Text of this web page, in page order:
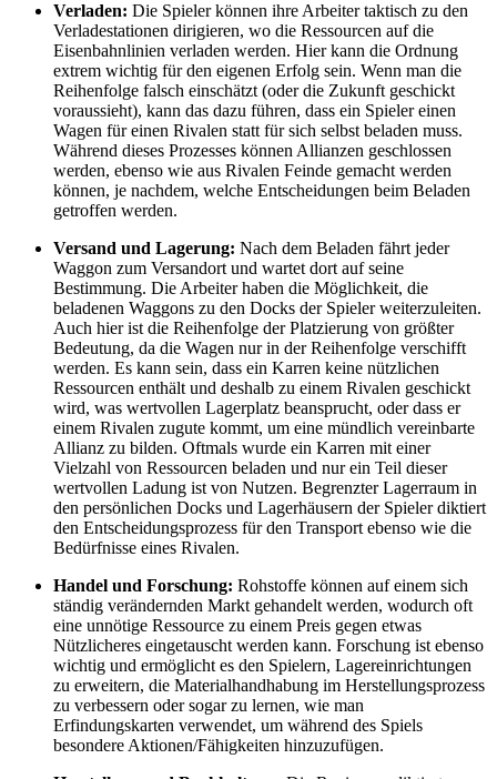
Verladen: Die Spieler können ihre Arbeiter taktisch zu den
Verladestationen dirigieren, wo die Ressourcen auf die
Eisenbahnlinien verladen werden. Hier kann die Ordnung
extrem wichtig für den eigenen Erfolg sein. Wenn man die
Reihenfolge falsch einschätzt (oder die Zukunft geschickt
voraussieht), kann das dazu führen, dass ein Spieler einen
Wagen für einen Rivalen statt für sich selbst beladen muss.
Während dieses Prozesses können Allianzen geschlossen
werden, ebenso wie aus Rivalen Feinde gemacht werden
können, je nachdem, welche Entscheidungen beim Beladen
getroffen werden.
Versand und Lagerung: Nach dem Beladen fährt jeder
Waggon zum Versandort und wartet dort auf seine
Bestimmung. Die Arbeiter haben die Möglichkeit, die
beladenen Waggons zu den Docks der Spieler weiterzuleiten.
Auch hier ist die Reihenfolge der Platzierung von größter
Bedeutung, da die Wagen nur in der Reihenfolge verschifft
werden. Es kann sein, dass ein Karren keine nützlichen
Ressourcen enthält und deshalb zu einem Rivalen geschickt
wird, was wertvollen Lagerplatz beansprucht, oder dass er
einem Rivalen zugute kommt, um eine mündlich vereinbarte
Allianz zu bilden. Oftmals wurde ein Karren mit einer
Vielzahl von Ressourcen beladen und nur ein Teil dieser
wertvollen Ladung ist von Nutzen. Begrenzter Lagerraum in
den persönlichen Docks und Lagerhäusern der Spieler diktiert
den Entscheidungsprozess für den Transport ebenso wie die
Bedürfnisse eines Rivalen.
Handel und Forschung: Rohstoffe können auf einem sich
ständig verändernden Markt gehandelt werden, wodurch oft
eine unnötige Ressource zu einem Preis gegen etwas
Nützlicheres eingetauscht werden kann. Forschung ist ebenso
wichtig und ermöglicht es den Spielern, Lagereinrichtungen
zu erweitern, die Materialhandhabung im Herstellungsprozess
zu verbessern oder sogar zu lernen, wie man
Erfindungskarten verwendet, um während des Spiels
besondere Aktionen/Fähigkeiten hinzuzufügen.